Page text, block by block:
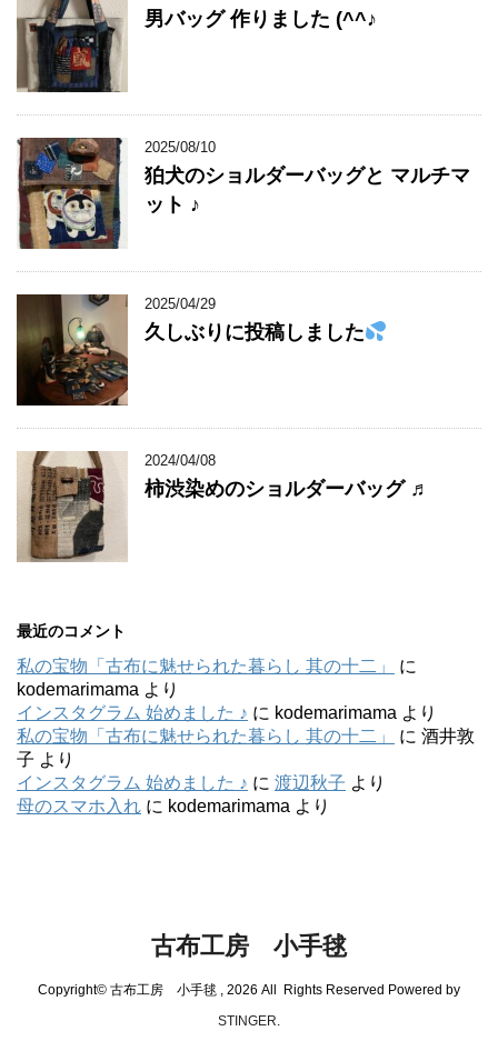
男バッグ 作りました (^^♪
2025/08/10
狛犬のショルダーバッグと マルチマ
ット ♪
2025/04/29
久しぶりに投稿しました
2024/04/08
柿渋染めのショルダーバッグ ♬
最近のコメント
私の宝物「古布に魅せられた暮らし 其の十二」
に
kodemarimama より
インスタグラム 始めました ♪ に kodemarimama より
私の宝物「古布に魅せられた暮らし 其の十二」
に 酒井敦
子 より
インスタグラム 始めました ♪ に 渡辺秋子 より
母のスマホ入れ に kodemarimama より
古布工房 小手毬
Copyright© 古布工房 小手毬 , 2026 All Rights Reserved Powered by
STINGER